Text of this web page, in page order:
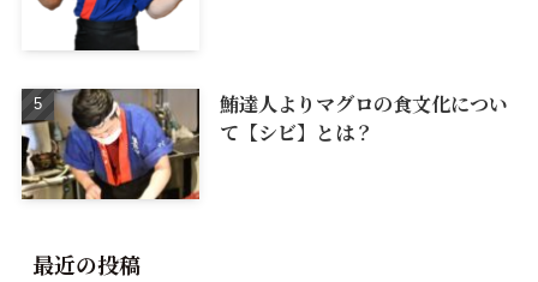
鮪達人よりマグロの食文化につい
て【シビ】とは？
最近の投稿